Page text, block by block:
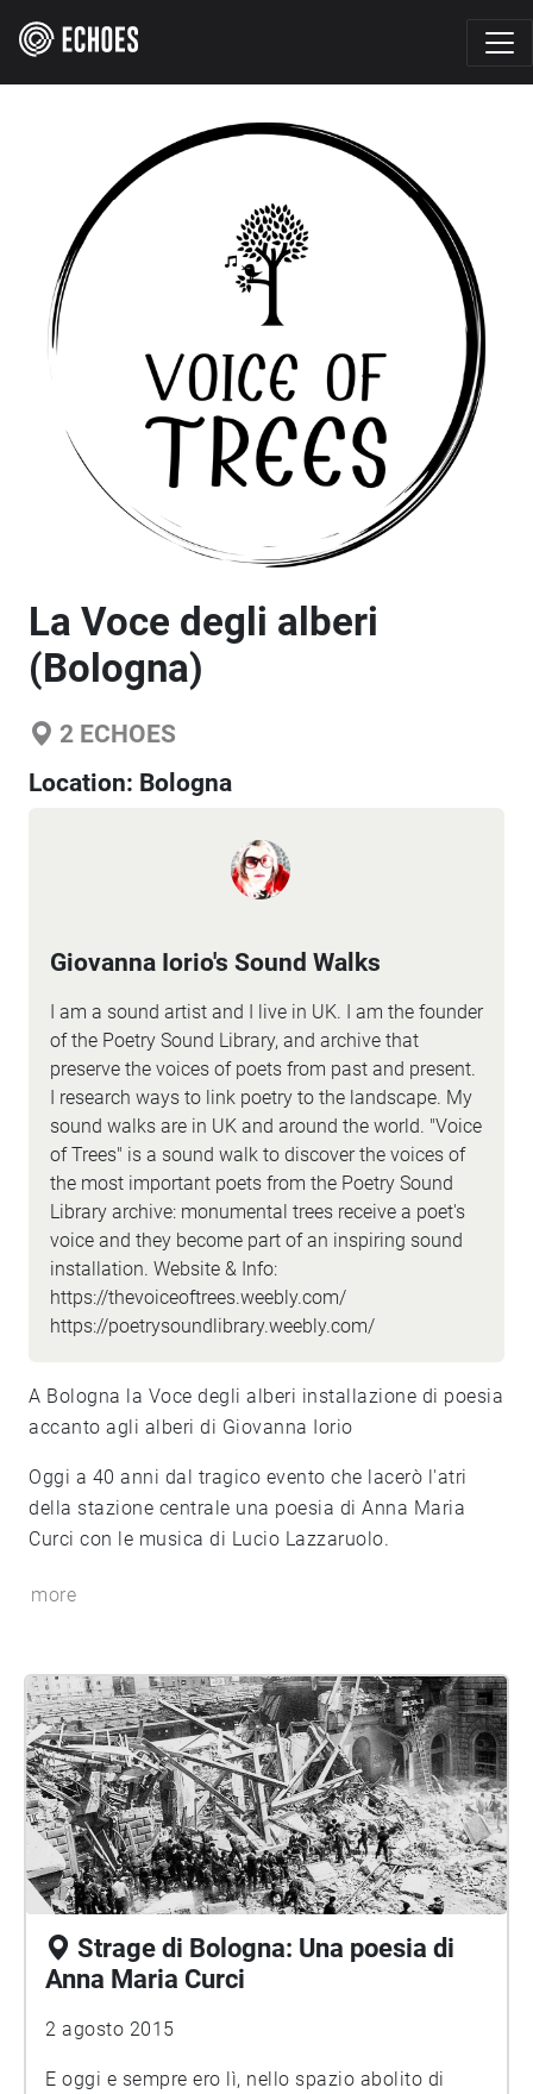
La Voce degli alberi
(Bologna)
2 ECHOES
Location: Bologna
Giovanna Iorio's Sound Walks
I am a sound artist and I live in UK. I am the founder
of the Poetry Sound Library, and archive that
preserve the voices of poets from past and present.
I research ways to link poetry to the landscape. My
sound walks are in UK and around the world. "Voice
of Trees" is a sound walk to discover the voices of
the most important poets from the Poetry Sound
Library archive: monumental trees receive a poet's
voice and they become part of an inspiring sound
installation. Website & Info:
https://thevoiceoftrees.weebly.com/
https://poetrysoundlibrary.weebly.com/
A Bologna la Voce degli alberi installazione di poesia
accanto agli alberi di Giovanna Iorio
Oggi a 40 anni dal tragico evento che lacerò l'atri
della stazione centrale una poesia di Anna Maria
Curci con le musica di Lucio Lazzaruolo.
more
Strage di Bologna: Una poesia di
Anna Maria Curci
2 agosto 2015
E oggi e sempre ero lì, nello spazio abolito di